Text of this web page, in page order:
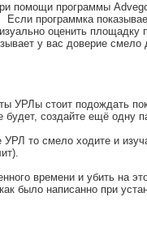
помощи программы
программка
оценить площадку
у вас доверие смело
УРЛы стоит подождать
создайте ещё одну
то смело ходите и
времени и убить на
было написанно при